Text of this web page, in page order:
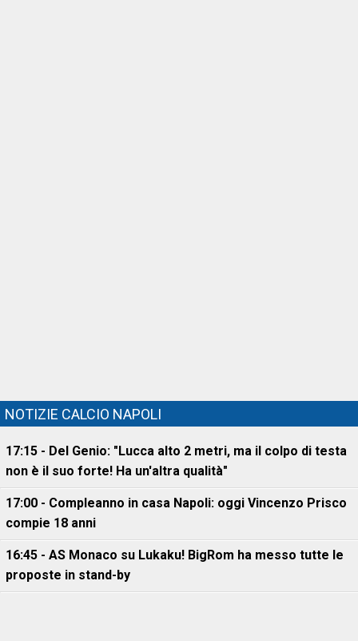
NOTIZIE CALCIO NAPOLI
17:15 - Del Genio: "Lucca alto 2 metri, ma il colpo di testa
non è il suo forte! Ha un'altra qualità"
17:00 - Compleanno in casa Napoli: oggi Vincenzo Prisco
compie 18 anni
16:45 - AS Monaco su Lukaku! BigRom ha messo tutte le
proposte in stand-by